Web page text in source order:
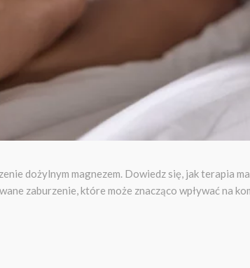
dożylnym magnezem. Dowiedz się, jak terapia
zaburzenie, które może znacząco wpływać na